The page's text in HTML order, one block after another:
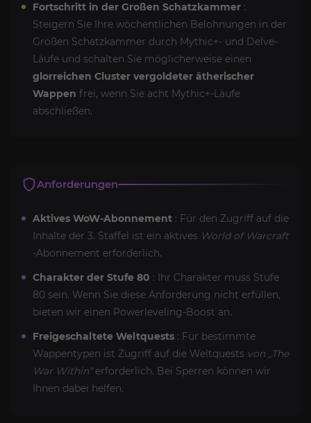
Fortschritt in der Großen Schatzkammer :
Steigern Sie Ihre wöchentlichen Belohnungen in der
Großen Schatzkammer durch Mythic+- und Delve-
Läufe und schalten Sie möglicherweise einen
glorreichen Cluster vergoldeter ätherischer
Wappen frei, wenn Sie acht Mythic+-Läufe
abschließen.
Anforderungen
Aktives WoW-Abonnement : Für den Zugriff auf die
Inhalte der 3. Staffel ist ein aktives World of Warcraft
-Abonnement erforderlich.
Charakter der Stufe 80 : Ihr Charakter muss Stufe
80 sein. Wenn Sie diese Anforderung nicht erfüllen,
bieten wir einen Powerleveling-Boost an.
Freigeschaltete Weltquests : Für bestimmte
Wappentypen ist Zugriff auf die Weltquests von „The
War Within“erforderlich. Bei Sperren können wir
Ihnen dabei helfen.